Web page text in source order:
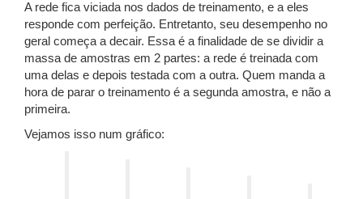
A rede fica viciada nos dados de treinamento, e a eles
responde com perfeição. Entretanto, seu desempenho no
geral começa a decair. Essa é a finalidade de se dividir a
massa de amostras em 2 partes: a rede é treinada com
uma delas e depois testada com a outra. Quem manda a
hora de parar o treinamento é a segunda amostra, e não a
primeira.
Vejamos isso num gráfico: